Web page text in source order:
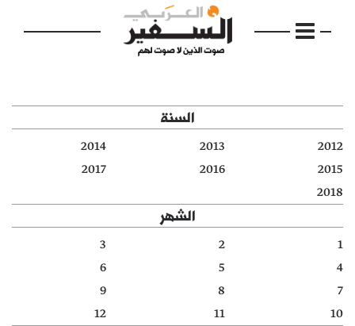
الرئيسية
مواضيع
دفاتر
السنة
2012
2013
2014
2015
2016
2017
2018
الشهر
1
2
3
4
5
6
7
8
9
10
11
12